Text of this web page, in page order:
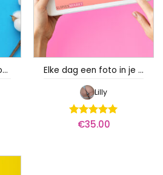
Gedragen sokken abonnement – Lilly Elke dag een foto in je mailbox – Lilly
Lilly
Waardering
€35.00